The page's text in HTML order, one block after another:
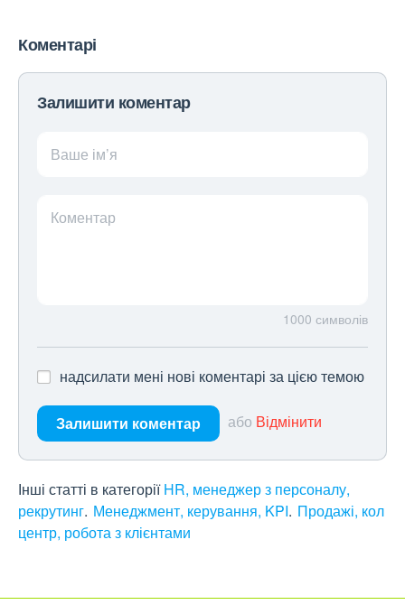
Коментарі
Залишити коментар
Ваше ім’я
Коментар
1000 символів
надсилати мені нові коментарі за цією темою
Залишити коментар або Відмінити
Інші статті в категорії HR, менеджер з персоналу,
рекрутинг Менеджмент, керування, KPI Продажі, кол
центр, робота з клієнтами